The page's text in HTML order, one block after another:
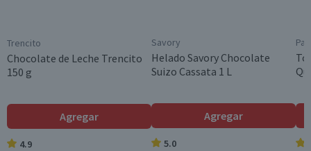
Trencito
Chocolate de Leche Trencito
150 g
Agregar
4.9
Savory
Helado Savory Chocolate
Suizo Cassata 1 L
Agregar
5.0